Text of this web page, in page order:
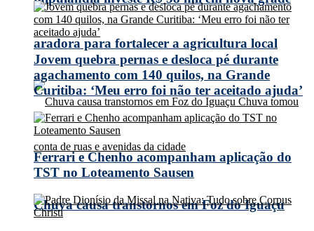
aradora para fortalecer a agricultura local
Chuva causa transtornos em Foz do Iguaçu
Jovem quebra pernas e desloca pé durante
agachamento com 140 quilos, na Grande
Curitiba: ‘Meu erro foi não ter aceitado ajuda’
Ferrari e Chenho acompanham aplicação do
TST no Loteamento Sausen